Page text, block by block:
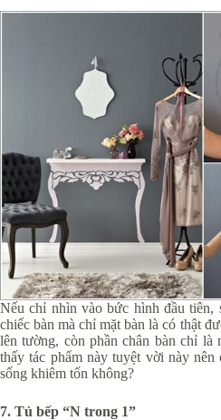
Nếu chỉ nhìn vào bức hình đầu tiên,
chiếc bàn mà chỉ mặt bàn là có thật
lên tường, còn phần chân bàn chỉ
thấy tác phẩm này tuyệt vời này
sống khiêm tốn không?
7. Tủ bếp “N trong 1”